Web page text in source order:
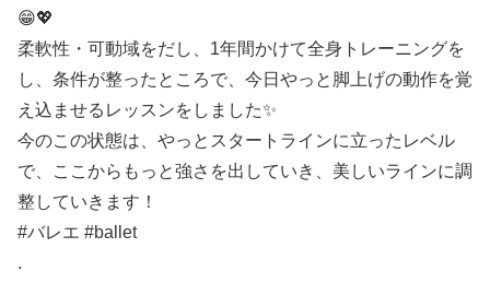
😁💖
柔軟性・可動域をだし、1年間かけて全身トレーニングを
し、条件が整ったところで、今日やっと脚上げの動作を覚
え込ませるレッスンをしました✨
今のこの状態は、やっとスタートラインに立ったレベル
で、ここからもっと強さを出していき、美しいラインに調
整していきます！
#バレエ #ballet
.